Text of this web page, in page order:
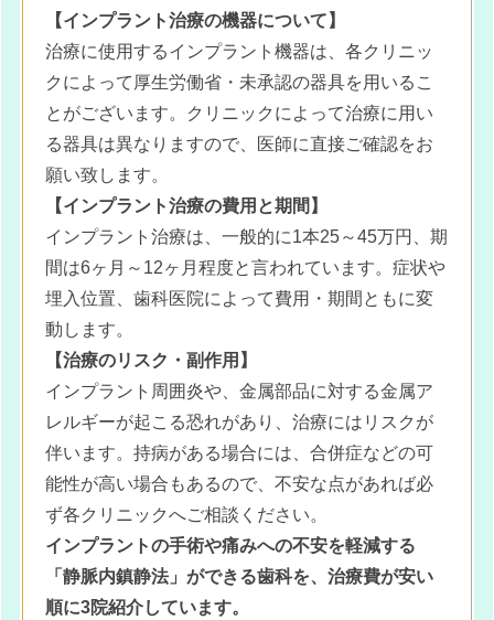
【インプラント治療の機器について】
治療に使用するインプラント機器は、各クリニッ
クによって厚生労働省・未承認の器具を用いるこ
とがございます。クリニックによって治療に用い
る器具は異なりますので、医師に直接ご確認をお
願い致します。
【インプラント治療の費用と期間】
インプラント治療は、一般的に1本25～45万円、期
間は6ヶ月～12ヶ月程度と言われています。症状や
埋入位置、歯科医院によって費用・期間ともに変
動します。
【治療のリスク・副作用】
インプラント周囲炎や、金属部品に対する金属ア
レルギーが起こる恐れがあり、治療にはリスクが
伴います。持病がある場合には、合併症などの可
能性が高い場合もあるので、不安な点があれば必
ず各クリニックへご相談ください。
インプラントの手術や痛みへの不安を軽減する
「静脈内鎮静法」ができる歯科を、治療費が安い
順に3院紹介しています。